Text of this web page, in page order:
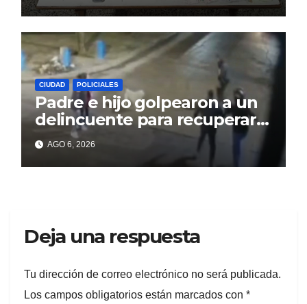
CIUDAD POLICIALES
Padre e hijo golpearon a un
delincuente para recuperar
un celular robado en Berisso
AGO 6, 2026
Deja una respuesta
Tu dirección de correo electrónico no será publicada.
Los campos obligatorios están marcados con *